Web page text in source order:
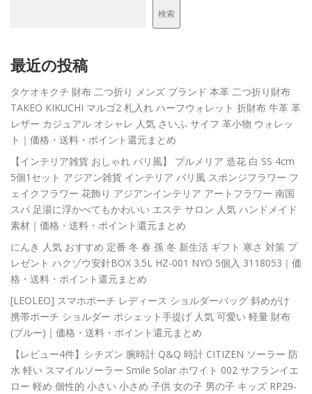
検索
最近の投稿
タケオキクチ 財布 二つ折り メンズ ブランド 本革 二つ折り財布
TAKEO KIKUCHI マルゴ2 札入れ ハーフウォレット 折財布 牛革 革
レザー カジュアル オシャレ 人気 さいふ サイフ 革小物 ウォレッ
ト｜価格・送料・ポイント還元まとめ
【インテリア雑貨 おしゃれ バリ風】 プルメリア 造花 白 SS 4cm
5個1セット アジアン雑貨 インテリア バリ風 スポンジフラワー フ
ェイクフラワー 花飾り アジアンインテリア アートフラワー 南国
スパ 足湯に浮かべてもかわいい エステ サロン 人気 ハンドメイド
素材｜価格・送料・ポイント還元まとめ
にんき 人気 おすすめ 定番 冬 春 孫 冬 新生活 ギフト 寒さ 対策 プ
レゼント ハクゾウ安針BOX 3.5L HZ-001 NYO 5個入 3118053｜価
格・送料・ポイント還元まとめ
[LEOLEO] スマホポーチ レディース ショルダーバッグ 斜めがけ
携帯ポーチ ショルダー ポシェット手提げ 人気 可愛い 軽量 財布
(ブルー)｜価格・送料・ポイント還元まとめ
【レビュー4件】シチズン 腕時計 Q&Q 時計 CITIZEN ソーラー 防
水 軽い スマイルソーラー Smile Solar ホワイト 002 サフランイエ
ロー 軽め 個性的 小さい 小さめ 子供 女の子 男の子 キッズ RP29-